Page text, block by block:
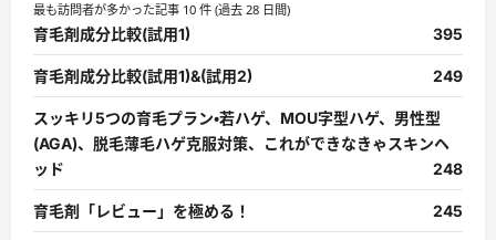
最も訪問者が多かった記事 10 件 (過去 28 日間)
育毛剤成分比較(試用1) 395
育毛剤成分比較(試用1)&(試用2) 249
スッキリ5つの育毛プラン・若ハゲ、MOU字型ハゲ、男性型
(AGA)、脱毛薄毛ハゲ克服対策、これができなきゃスキンヘ
ッド
248
育毛剤「レビュー」を極める！ 245